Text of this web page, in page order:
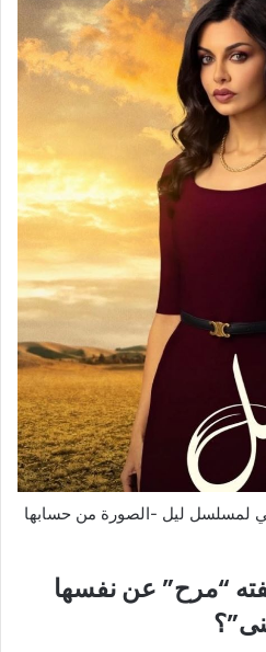
لمسلسل ليل -الصورة من حسابها
“مرح” عن نفسها